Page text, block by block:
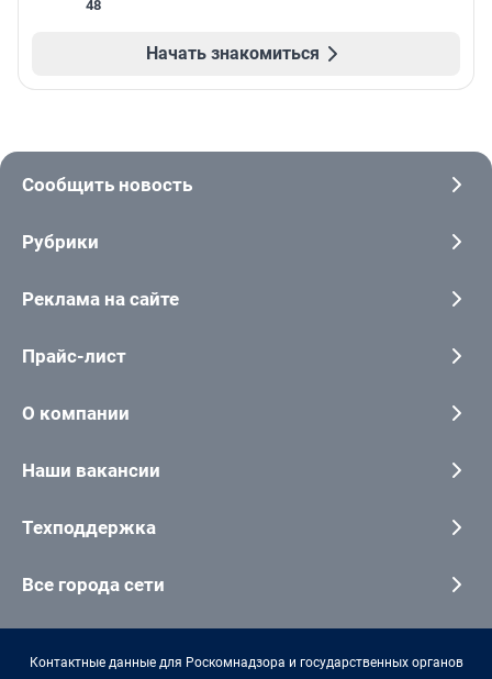
48
Начать знакомиться
Сообщить новость
Рубрики
Реклама на сайте
Прайс-лист
О компании
Наши вакансии
Техподдержка
Все города сети
Контактные данные для Роскомнадзора и государственных органов